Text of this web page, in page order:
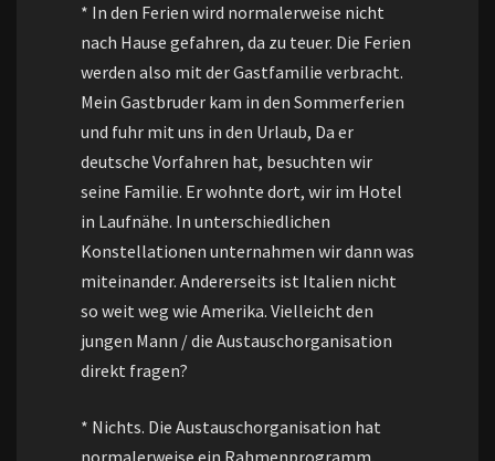
* In den Ferien wird normalerweise nicht
nach Hause gefahren, da zu teuer. Die Ferien
werden also mit der Gastfamilie verbracht.
Mein Gastbruder kam in den Sommerferien
und fuhr mit uns in den Urlaub, Da er
deutsche Vorfahren hat, besuchten wir
seine Familie. Er wohnte dort, wir im Hotel
in Laufnähe. In unterschiedlichen
Konstellationen unternahmen wir dann was
miteinander. Andererseits ist Italien nicht
so weit weg wie Amerika. Vielleicht den
jungen Mann / die Austauschorganisation
direkt fragen?
* Nichts. Die Austauschorganisation hat